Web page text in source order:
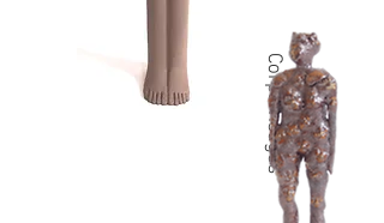
Corps visages